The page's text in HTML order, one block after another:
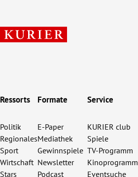
Ressorts
Politik
Regionales
Sport
Wirtschaft
Stars
Formate
E-Paper
Mediathek
Gewinnspiele
Newsletter
Podcast
Service
KURIER club
Spiele
TV-Programm
Kinoprogramm
Eventsuche